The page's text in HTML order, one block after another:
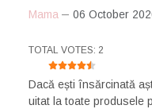
Mama 06 October
USER RATING: 4.5
TOTAL VOTES: 2
Dacă ești însărcinată
uitat la toate produsele